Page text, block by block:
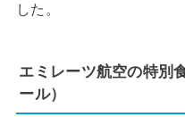
した。
エミレーツ航空の特別
ール）